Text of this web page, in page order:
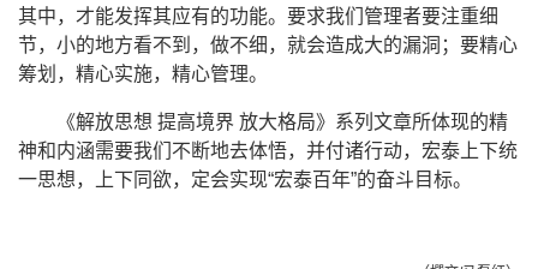
其中，才能发挥其应有的功能。要求我们管理者要注重细
节，小的地方看不到，做不细，就会造成大的漏洞；要精心
筹划，精心实施，精心管理。
《解放思想 提高境界 放大格局》系列文章所体现的精
神和内涵需要我们不断地去体悟，并付诸行动，宏泰上下统
一思想，上下同欲，定会实现“宏泰百年”的奋斗目标。